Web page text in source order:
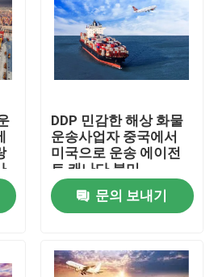
DDP 민감한 해상 화물
운송사업자 중국에서
미국으로 운송 에이전
트 캐나다 북미
문의 보내기